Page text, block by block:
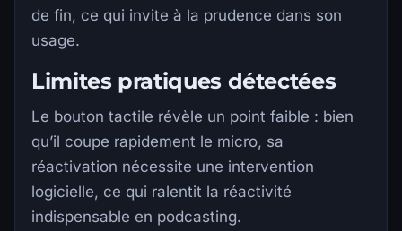
de fin, ce qui invite à la prudence dans son
usage.
Limites pratiques détectées
Le bouton tactile révèle un point faible : bien
qu’il coupe rapidement le micro, sa
réactivation nécessite une intervention
logicielle, ce qui ralentit la réactivité
indispensable en podcasting.